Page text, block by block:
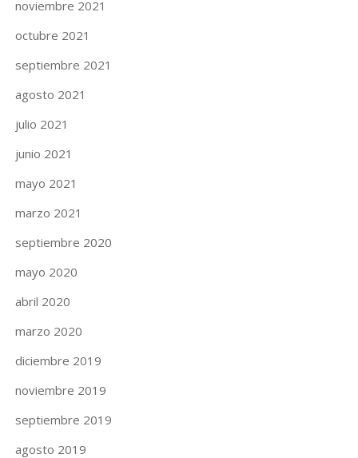
noviembre 2021
octubre 2021
septiembre 2021
agosto 2021
julio 2021
junio 2021
mayo 2021
marzo 2021
septiembre 2020
mayo 2020
abril 2020
marzo 2020
diciembre 2019
noviembre 2019
septiembre 2019
agosto 2019